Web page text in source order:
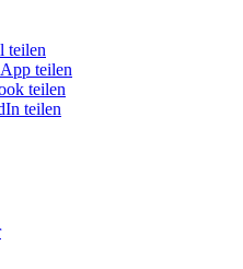
teilen
teilen
teilen
teilen